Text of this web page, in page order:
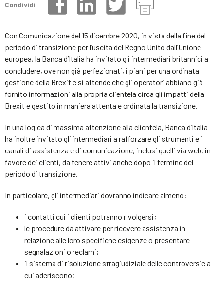
Condividi
Con Comunicazione del 15 dicembre 2020, in vista della fine del
periodo di transizione per l’uscita del Regno Unito dall’Unione
europea, la Banca d’Italia ha invitato gli intermediari britannici a
concludere, ove non già perfezionati, i piani per una ordinata
gestione della Brexit e si attende che gli operatori abbiano già
fornito informazioni alla propria clientela circa gli impatti della
Brexit e gestito in maniera attenta e ordinata la transizione.
In una logica di massima attenzione alla clientela, Banca d’Italia
ha inoltre invitato gli intermediari a rafforzare gli strumenti e i
canali di assistenza e di comunicazione, inclusi quelli via web, in
favore dei clienti, da tenere attivi anche dopo il termine del
periodo di transizione.
In particolare, gli intermediari dovranno indicare almeno:
i contatti cui i clienti potranno rivolgersi;
le procedure da attivare per ricevere assistenza in
relazione alle loro specifiche esigenze o presentare
segnalazioni o reclami;
il sistema di risoluzione stragiudiziale delle controversie a
cui aderiscono;